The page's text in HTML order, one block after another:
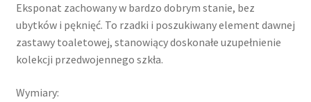
Eksponat zachowany w bardzo dobrym stanie, bez
ubytków i pęknięć. To rzadki i poszukiwany element dawnej
zastawy toaletowej, stanowiący doskonałe uzupełnienie
kolekcji przedwojennego szkła.
Wymiary: